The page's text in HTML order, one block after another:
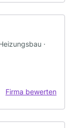
·
Firma bewerten